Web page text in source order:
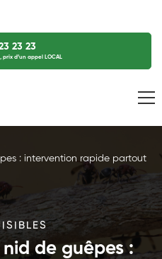
23 23
d’un appel LOCAL
: intervention rapide partout
de guêpes :